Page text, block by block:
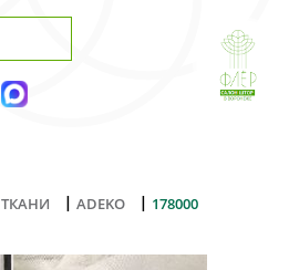
ТКАНИ | ADEKO | 178000